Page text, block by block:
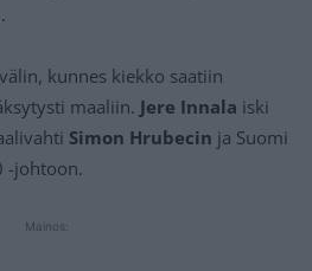
kunnes kiekko saatiin
maaliin. Jere Innala iski
Simon Hrubecin ja Suomi
-johtoon.
Mainos: